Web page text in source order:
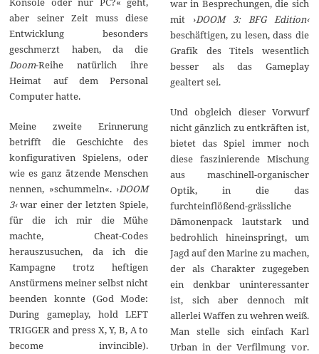
aber seiner Zeit muss diese
Entwicklung besonders
geschmerzt haben, da die
Doom-Reihe natürlich ihre
Heimat auf dem Personal
Computer hatte.
Meine zweite Erinnerung
betrifft die Geschichte des
konfigurativen Spielens, oder
wie es ganz ätzende Menschen
nennen, »schummeln«. ›DOOM
3‹war einer der letzten Spiele,
für die ich mir die Mühe
machte, Cheat-Codes
herauszusuchen, da ich die
Kampagne trotz heftigen
Anstürmens meiner selbst nicht
beenden konnte (God Mode:
During gameplay, hold LEFT
TRIGGER and press X, Y, B, A to
become invincible).
war in Besprechungen, die sich
mit ›DOOM 3: BFG Edition‹
beschäftigen, zu lesen, dass die
Grafik des Titels wesentlich
besser als das Gameplay
gealtert sei.
Und obgleich dieser Vorwurf
nicht gänzlich zu entkräften ist,
bietet das Spiel immer noch
diese faszinierende Mischung
aus maschinell-organischer
Optik, in die das
furchteinflößend-grässliche
Dämonenpack lautstark und
bedrohlich hineinspringt, um
Jagd auf den Marine zu machen,
der als Charakter zugegeben
ein denkbar uninteressanter
ist, sich aber dennoch mit
allerlei Waffen zu wehren weiß.
Man stelle sich einfach Karl
Urban in der Verfilmung vor.